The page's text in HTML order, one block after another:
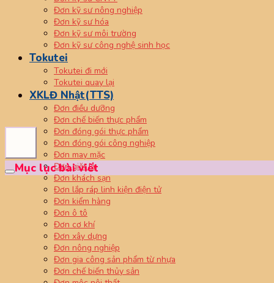
Đơn kỹ sư nông nghiệp
Đơn kỹ sư hóa
Đơn kỹ sư môi trường
Đơn kỹ sư công nghệ sinh học
Tokutei
Tokutei đi mới
Tokutei quay lại
XKLĐ Nhật(TTS)
Đơn điều dưỡng
Đơn chế biến thực phẩm
Đơn đóng gói thực phẩm
Đơn đóng gói công nghiệp
Đơn may mặc
Đơn giặt là
Đơn khách sạn
Đơn lắp ráp linh kiện điện tử
Đơn kiểm hàng
Đơn ô tô
Đơn cơ khí
Đơn xây dựng
Đơn nông nghiệp
Đơn gia công sản phẩm từ nhựa
Đơn chế biến thủy sản
Mục lục bài viết